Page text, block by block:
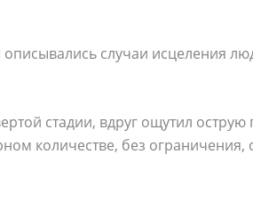
случаи исцеления
стадии, вдруг ощутил острую
количестве, без ограничения,